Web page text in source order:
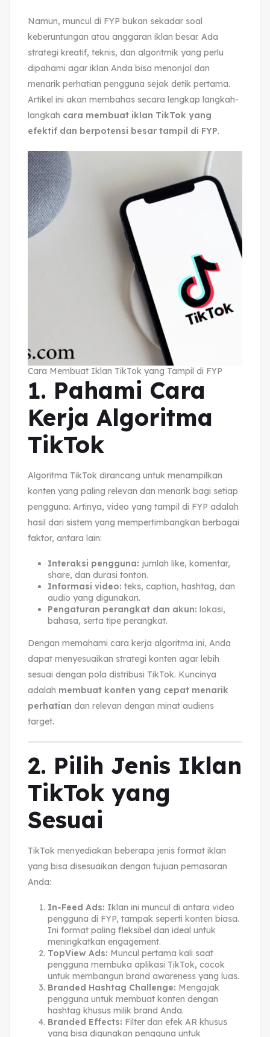
Namun, muncul di FYP bukan sekadar soal
keberuntungan atau anggaran iklan besar. Ada
strategi kreatif, teknis, dan algoritmik yang perlu
dipahami agar iklan Anda bisa menonjol dan
menarik perhatian pengguna sejak detik pertama.
Artikel ini akan membahas secara lengkap langkah-
langkah cara membuat iklan TikTok yang
efektif dan berpotensi besar tampil di FYP.
Cara Membuat Iklan TikTok yang Tampil di FYP
1. Pahami Cara
Kerja Algoritma
TikTok
Algoritma TikTok dirancang untuk menampilkan
konten yang paling relevan dan menarik bagi setiap
pengguna. Artinya, video yang tampil di FYP adalah
hasil dari sistem yang mempertimbangkan berbagai
faktor, antara lain:
Interaksi pengguna: jumlah like, komentar,
share, dan durasi tonton.
Informasi video: teks, caption, hashtag, dan
audio yang digunakan.
Pengaturan perangkat dan akun: lokasi,
bahasa, serta tipe perangkat.
Dengan memahami cara kerja algoritma ini, Anda
dapat menyesuaikan strategi konten agar lebih
sesuai dengan pola distribusi TikTok. Kuncinya
adalah membuat konten yang cepat menarik
perhatian dan relevan dengan minat audiens
target.
2. Pilih Jenis Iklan
TikTok yang
Sesuai
TikTok menyediakan beberapa jenis format iklan
yang bisa disesuaikan dengan tujuan pemasaran
Anda:
In-Feed Ads: Iklan ini muncul di antara video
pengguna di FYP, tampak seperti konten biasa.
Ini format paling fleksibel dan ideal untuk
meningkatkan engagement.
TopView Ads: Muncul pertama kali saat
pengguna membuka aplikasi TikTok, cocok
untuk membangun brand awareness yang luas.
Branded Hashtag Challenge: Mengajak
pengguna untuk membuat konten dengan
hashtag khusus milik brand Anda.
Branded Effects: Filter dan efek AR khusus
yang bisa digunakan pengguna untuk